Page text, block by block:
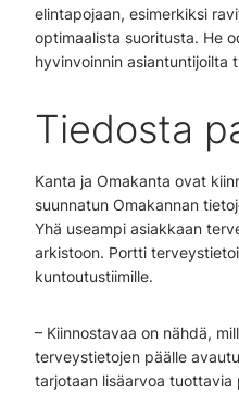
elintapojaan, esimerkiksi
optimaalista suoritusta. He
hyvinvoinnin asiantuntijoilta
Tiedosta
Kanta ja Omakanta ovat
suunnatun Omakannan
Yhä useampi asiakkaan
arkistoon. Portti
kuntoutustiimille.
– Kiinnostavaa on nähdä,
terveystietojen päälle
tarjotaan lisäarvoa